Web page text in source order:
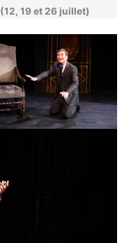
(12, 19 et 26 juillet)